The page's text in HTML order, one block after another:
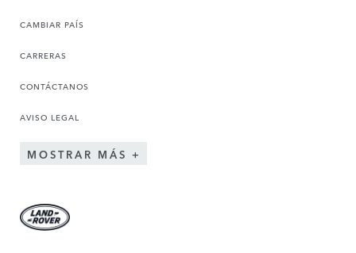
CAMBIAR PAÍS
CARRERAS
CONTÁCTANOS
AVISO LEGAL
MOSTRAR MÁS